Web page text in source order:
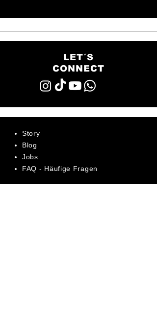
LET´S
CONNECT
Story
Blog
Jobs
FAQ - Häufige Fragen